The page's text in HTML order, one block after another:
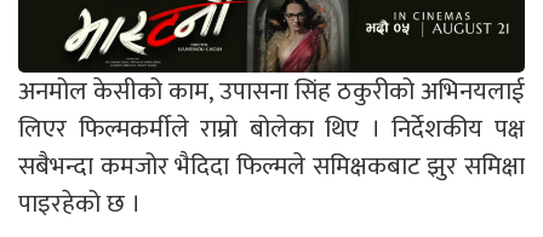
अनमोल केसीको काम, उपासना सिंह ठकुरीको अभिनयलाई
लिएर फिल्मकर्मीले राम्रो बोलेका थिए । निर्देशकीय पक्ष
सबैभन्दा कमजोर भैदिदा फिल्मले समिक्षकबाट झुर समिक्षा
पाइरहेको छ ।